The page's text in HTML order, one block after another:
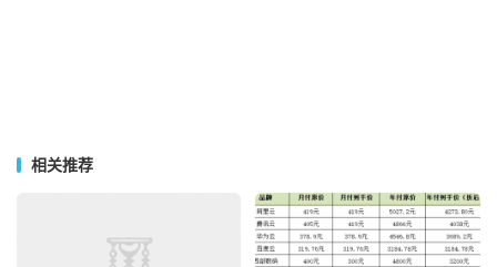
相关推荐